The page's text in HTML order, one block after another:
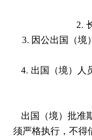
2.
3. 因公出国（境
4. 出国（境）人
出国（境）批准
须严格执行，不得